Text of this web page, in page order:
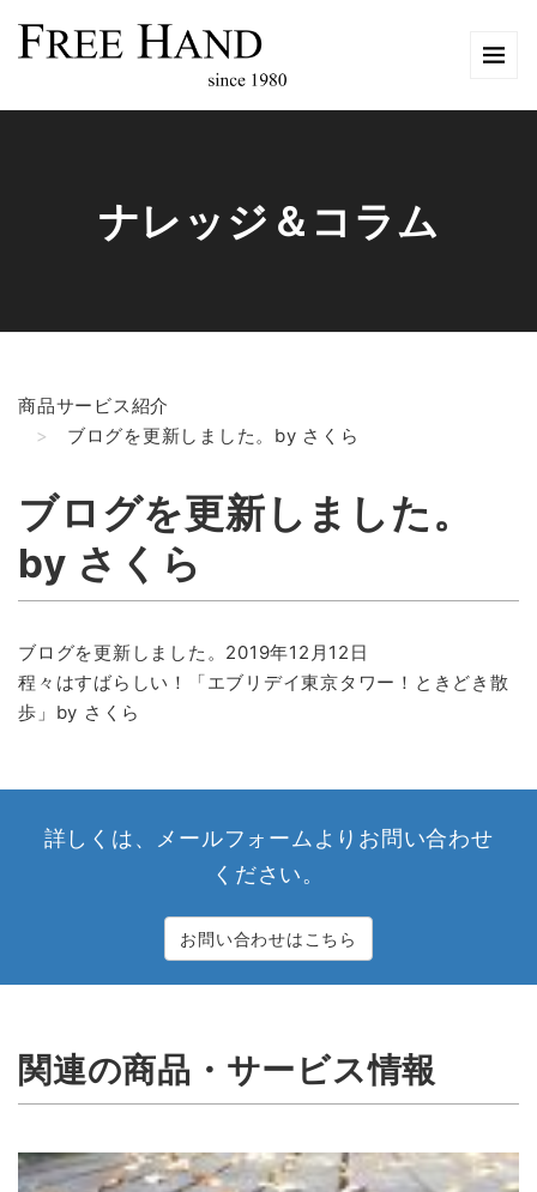
ナレッジ＆コラム
商品サービス紹介
ブログを更新しました。by さくら
ブログを更新しました。
by さくら
ブログを更新しました。2019年12月12日
程々はすばらしい！「エブリデイ東京タワー！ときどき散
歩」by さくら
詳しくは、メールフォームよりお問い合わせ
ください。
お問い合わせはこちら
関連の商品・サービス情報